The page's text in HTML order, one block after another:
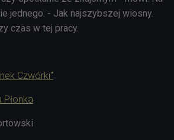
jednego: - Jak najszybszej wiosny.
czas w tej pracy.
Czwórki"
Płonka